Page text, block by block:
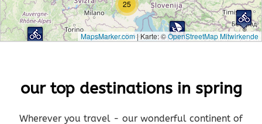
25
MapsMarker.com|Karte: ©OpenStreetMap Mitwirkende
our top destinations in spring
Wherever you travel - our wonderful continent of